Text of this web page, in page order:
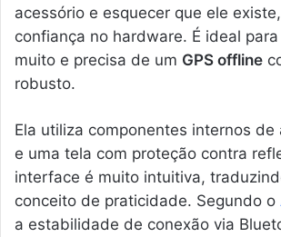
acessório e esquecer que ele
confiança no hardware. É ideal
muito e precisa de um GPS offline
robusto.
Ela utiliza componentes internos de
e uma tela com proteção contra
interface é muito intuitiva,
conceito de praticidade. Segundo o
a estabilidade de conexão via